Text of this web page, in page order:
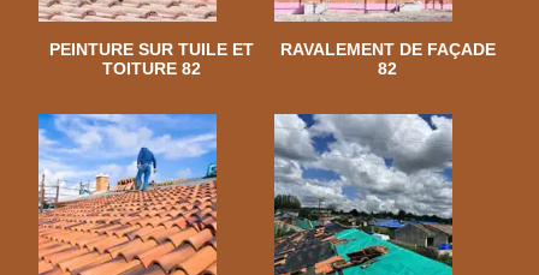
PEINTURE SUR TUILE ET
TOITURE 82
RAVALEMENT DE FAÇADE
82